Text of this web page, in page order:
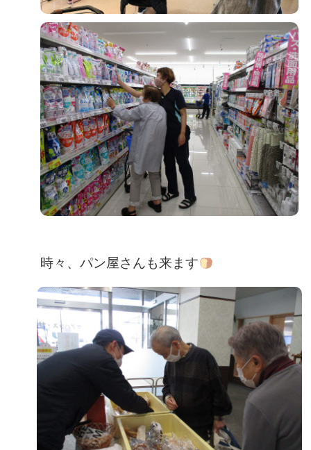
時々、パン屋さんも来ます